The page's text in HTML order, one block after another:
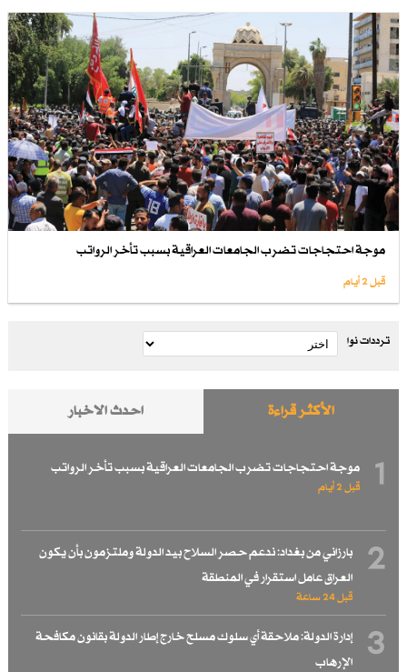
موجة احتجاجات تضرب الجامعات العراقية بسبب تأخر الرواتب
قبل 2 أيام
ترددات نوا
الأكثر قراءة احدث الاخبار
1 موجة احتجاجات تضرب الجامعات العراقية بسبب تأخر الرواتب
قبل 2 أيام
2
بارزاني من بغداد: ندعم حصر السلاح بيد الدولة وملتزمون بأن يكون
العراق عامل استقرار في المنطقة
قبل 24 ساعة
3
إدارة الدولة: ملاحقة أي سلوك مسلح خارج إطار الدولة بقانون مكافحة
الإرهاب